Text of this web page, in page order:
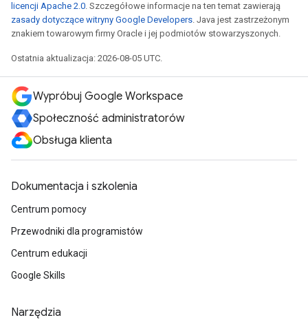
licencji Apache 2.0. Szczegółowe informacje na ten temat zawierają
zasady dotyczące witryny Google Developers. Java jest zastrzeżonym
znakiem towarowym firmy Oracle i jej podmiotów stowarzyszonych.
Ostatnia aktualizacja: 2026-08-05 UTC.
Wypróbuj Google Workspace
Społeczność administratorów
Obsługa klienta
Dokumentacja i szkolenia
Centrum pomocy
Przewodniki dla programistów
Centrum edukacji
Google Skills
Narzędzia